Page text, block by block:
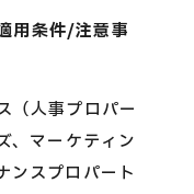
用条件/注意事
（人事プロパー
、マーケティン
ンスプロパート